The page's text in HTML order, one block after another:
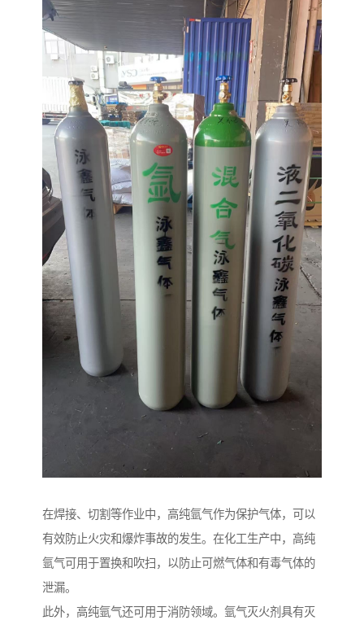
在焊接、切割等作业中，高纯氩气作为保护气体，可以
有效防止火灾和爆炸事故的发生。在化工生产中，高纯
氩气可用于置换和吹扫，以防止可燃气体和有毒气体的
泄漏。
此外，高纯氩气还可用于消防领域。氩气灭火剂具有灭